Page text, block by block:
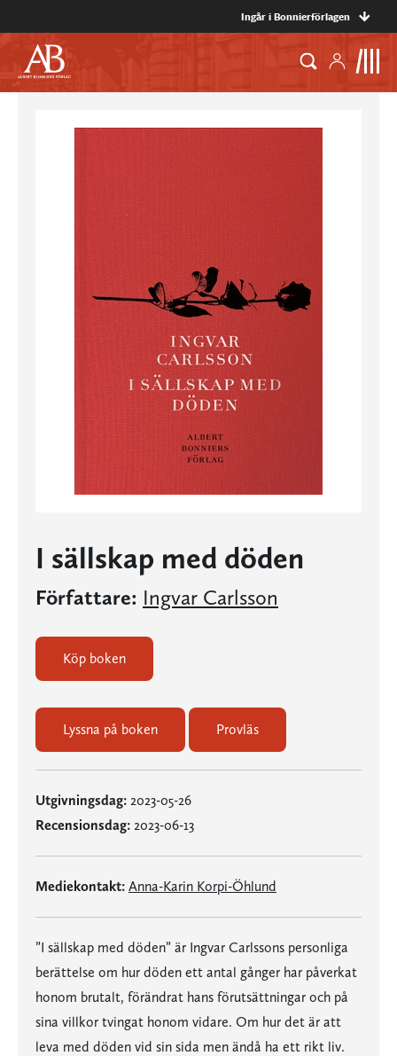
Ingår i Bonnierförlagen
I sällskap med döden
Författare: Ingvar Carlsson
Köp boken
Lyssna på boken Provläs
Utgivningsdag: 2023-05-26
Recensionsdag: 2023-06-13
Mediekontakt: Anna-Karin Korpi-Öhlund
”I sällskap med döden” är Ingvar Carlssons personliga
berättelse om hur döden ett antal gånger har påverkat
honom brutalt, förändrat hans förutsättningar och på
sina villkor tvingat honom vidare. Om hur det är att
leva med döden vid sin sida men ändå ha ett rikt liv.